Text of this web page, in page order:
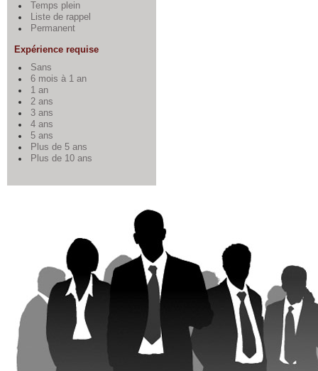
Temps plein
Liste de rappel
Permanent
Expérience requise
Sans
6 mois à 1 an
1 an
2 ans
3 ans
4 ans
5 ans
Plus de 5 ans
Plus de 10 ans